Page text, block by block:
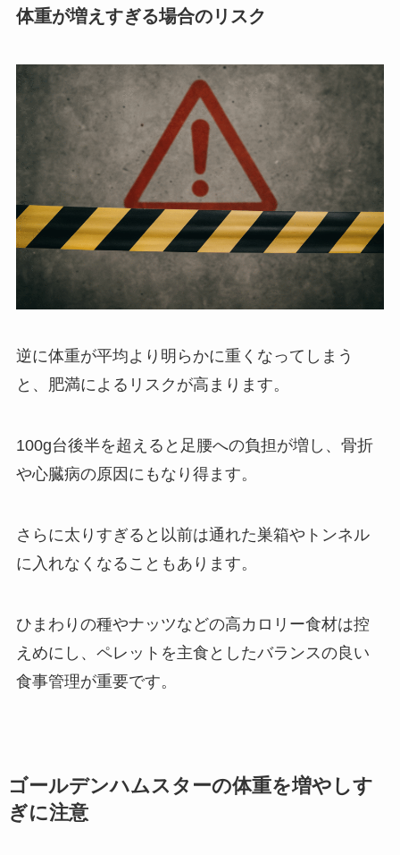
体重が増えすぎる場合のリスク
逆に体重が平均より明らかに重くなってしまう
と、肥満によるリスクが高まります。
100g台後半を超えると足腰への負担が増し、骨折
や心臓病の原因にもなり得ます。
さらに太りすぎると以前は通れた巣箱やトンネル
に入れなくなることもあります。
ひまわりの種やナッツなどの高カロリー食材は控
えめにし、ペレットを主食としたバランスの良い
食事管理が重要です。
ゴールデンハムスターの体重を増やしす
ぎに注意